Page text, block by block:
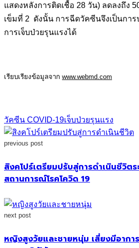
แสดงหลังการติดเชื้อ 28 วัน) ลดลงถึง
เข็มที่ 2 ดังนั้น การฉีดวัคซีนจึงเป็นกา
การเจ็บป่วยรุนแรงได้
เรียบเรียงข้อมูลจาก www.webmd.com
วัคซีน COVID-19เจ็บป่วยรุนแรง
previous post
สิงคโปร์เตรียมปรับสู่การดำเนินชีวิตร
สถานการณ์โรคโควิด 19
next post
หญิงสูงวัยและชายหนุ่ม เสี่ยงมีอากา